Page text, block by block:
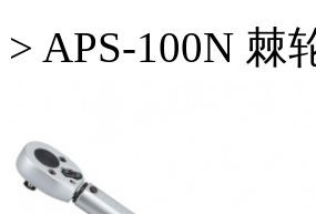
> APS-100N 棘